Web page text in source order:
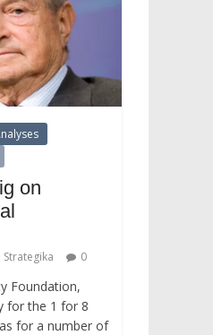
on
0
Foundation,
for the 1 for 8
for a number of